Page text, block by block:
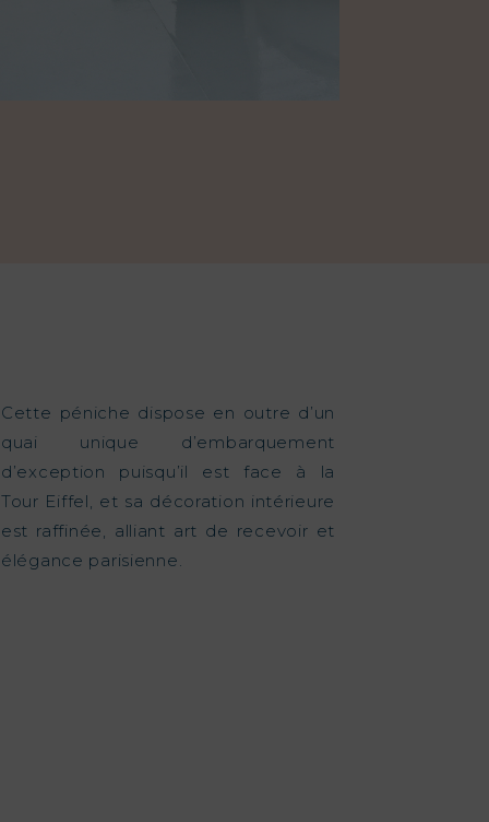
Cette péniche dispose en outre d’un
quai unique d’embarquement
d’exception puisqu’il est face à la
Tour Eiffel, et sa décoration intérieure
est raffinée, alliant art de recevoir et
élégance parisienne.